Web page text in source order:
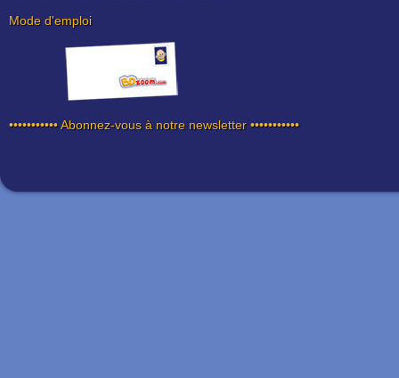
Mode d'emploi
••••••••••• Abonnez-vous à notre newsletter •••••••••••